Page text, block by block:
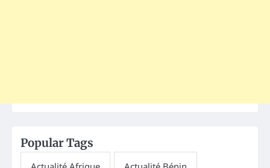
Popular Tags